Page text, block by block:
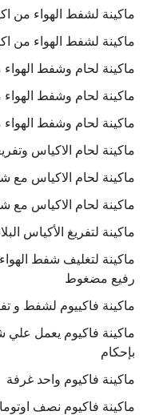
ماكينة لشفط الهواء من
ماكينة لشفط الهواء من
ماكينة لحام وشفط الهواء
ماكينة لحام وشفط
ماكينة لحام وشفط الهواء
ماكينة لحام الاكياس
ماكينة لحام الاكياس مع
ماكينة لحام الاكياس
ماكينة لتفريغ الأكياس
ماكينة لتغليف شفط
رفيع مضغوط
ماكينة فاكييوم لشفط و
ماكينة فاكيوم يعمل علي
بإحكام
ماكينة فاكيوم واحد غرفة
ماكينة فاكيوم نصف